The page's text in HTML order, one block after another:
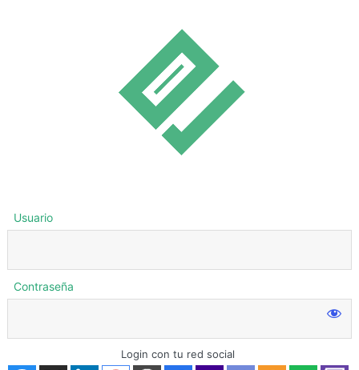
Usuario
Contraseña
Login con tu red social